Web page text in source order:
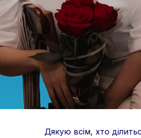
Дякую всім, хто